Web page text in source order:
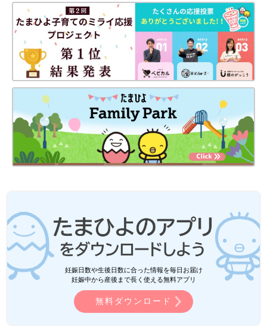
妊娠日数や生後日数に合った情報を毎日お届け
妊娠中から産後まで長く使える無料アプリ
無料ダウンロード